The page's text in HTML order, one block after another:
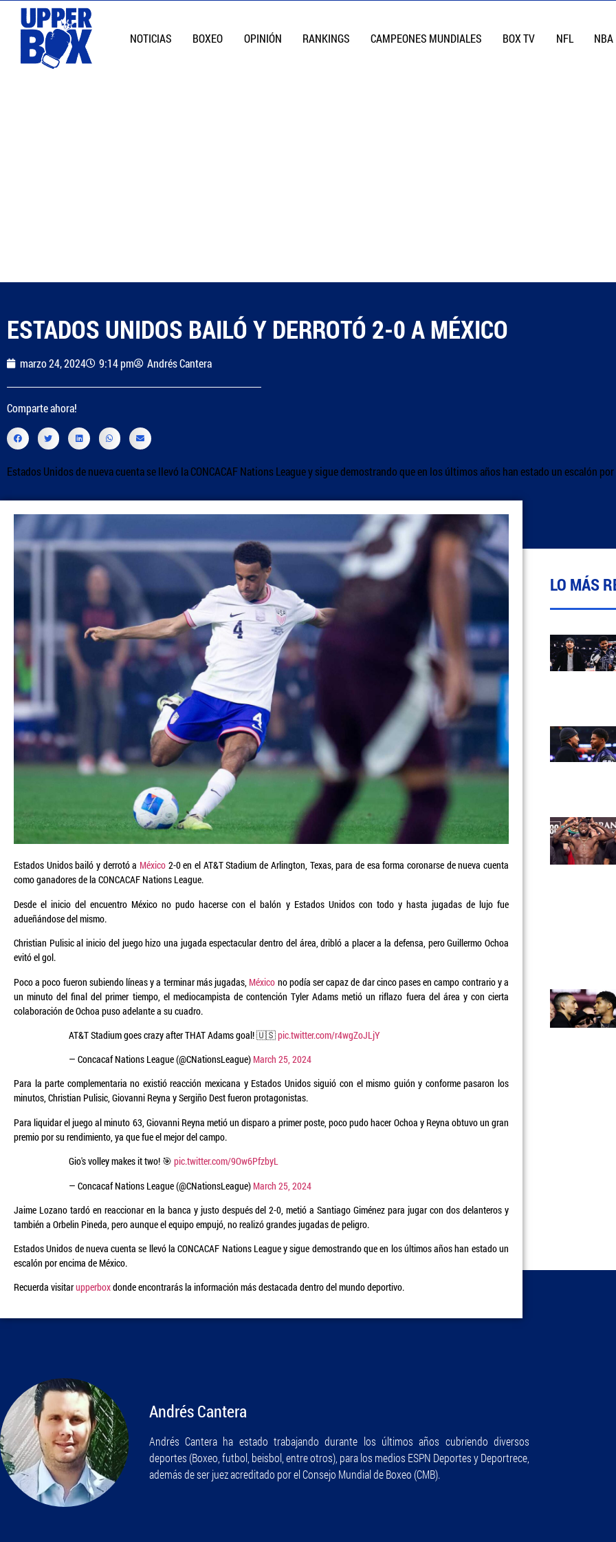
NOTICIAS BOXEO OPINIÓN RANKINGS CAMPEONES MUNDIALES BOX TV NFL NBA
ESTADOS UNIDOS BAILÓ Y DERROTÓ 2-0 A MÉXICO
marzo 24, 2024 9:14 pm Andrés Cantera
Comparte ahora!
Estados Unidos de nueva cuenta se llevó la CONCACAF Nations League y sigue demostrando que en los últimos años han estado un escalón
Estados Unidos bailó y derrotó a México 2-0 en el AT&T Stadium de Arlington, Texas, para de esa forma coronarse de nueva cuenta
como ganadores de la CONCACAF Nations League.
Desde el inicio del encuentro México no pudo hacerse con el balón y Estados Unidos con todo y hasta jugadas de lujo fue
adueñándose del mismo.
Christian Pulisic al inicio del juego hizo una jugada espectacular dentro del área, dribló a placer a la defensa, pero Guillermo Ochoa
evitó el gol.
Poco a poco fueron subiendo líneas y a terminar más jugadas, México no podía ser capaz de dar cinco pases en campo contrario y a
un minuto del final del primer tiempo, el mediocampista de contención Tyler Adams metió un riflazo fuera del área y con cierta
colaboración de Ochoa puso adelante a su cuadro.
AT&T Stadium goes crazy after THAT Adams goal! 🇺🇸pic.twitter.com/r4wgZoJLjY
— Concacaf Nations League (@CNationsLeague) March 25, 2024
Para la parte complementaria no existió reacción mexicana y Estados Unidos siguió con el mismo guión y conforme pasaron los
minutos, Christian Pulisic, Giovanni Reyna y Sergiño Dest fueron protagonistas.
Para liquidar el juego al minuto 63, Giovanni Reyna metió un disparo a primer poste, poco pudo hacer Ochoa y Reyna obtuvo un gran
premio por su rendimiento, ya que fue el mejor del campo.
Gio's volley makes it two! 🎯 pic.twitter.com/9Ow6PfzbyL
— Concacaf Nations League (@CNationsLeague) March 25, 2024
Jaime Lozano tardó en reaccionar en la banca y justo después del 2-0, metió a Santiago Giménez para jugar con dos delanteros y
también a Orbelin Pineda, pero aunque el equipo empujó, no realizó grandes jugadas de peligro.
Estados Unidos de nueva cuenta se llevó la CONCACAF Nations League y sigue demostrando que en los últimos años han estado un
escalón por encima de México.
Recuerda visitarupperboxdonde encontrarás la información más destacada dentro del mundo deportivo.
LO MÁS
Andrés Cantera
Andrés Cantera ha estado trabajando durante los últimos años cubriendo diversos
deportes (Boxeo, futbol, beisbol, entre otros), para los medios ESPN Deportes y Deportrece,
además de ser juez acreditado por el Consejo Mundial de Boxeo (CMB).